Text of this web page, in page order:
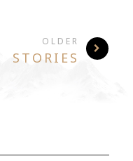
OLDER
STORIES